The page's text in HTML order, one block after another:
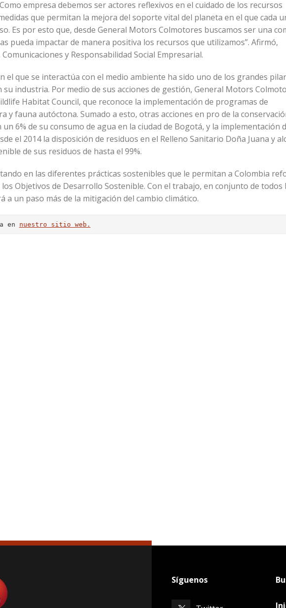
empresa debemos ser actores reflexivos en el cuidado de los recursos
que permitan la mejora del soporte vital del planeta en el que cada
Es por esto que, desde General Motors Colmotores buscamos ser una
pueda impactar de manera positiva los recursos que utilizamos”. Afirmó,
y Responsabilidad Social Empresarial.
el que se interactúa con el medio ambiente ha sido uno de los grandes
industria. Por medio de sus acciones de gestión, General Motors
Habitat Council, que reconoce la implementación de programas de
y fauna autóctona. Sumado a esto, otras acciones en pro de la
6% de su consumo de agua en la ciudad de Bogotá, y la implementación
el 2014 la disposición de residuos en el Relleno Sanitario Doña Juana y
de sus residuos de hasta el 99%.
en las diferentes prácticas sostenibles que le permitan a Colombia
Objetivos de Desarrollo Sostenible. Con el trabajo, en conjunto de todos
a un paso más de la mitigación del cambio climático.
en nuestro sitio web.
Síguenos